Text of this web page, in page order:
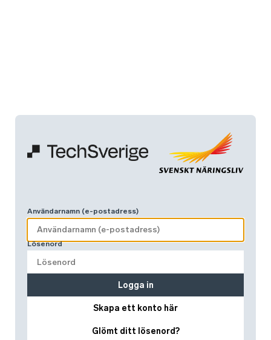
Användarnamn (e-postadress)
Lösenord
Skapa ett konto här
Glömt ditt lösenord?
Logga in